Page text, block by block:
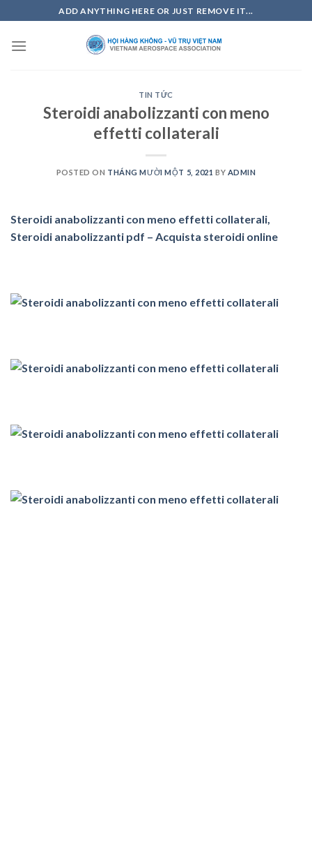
to
content
ADD ANYTHING HERE OR JUST REMOVE IT...
TIN TỨC
Steroidi anabolizzanti con meno
effetti collaterali
POSTED ON THÁNG MƯỜI MỘT 5, 2021 BY ADMIN
Steroidi anabolizzanti con meno effetti collaterali,
Steroidi anabolizzanti pdf – Acquista steroidi online